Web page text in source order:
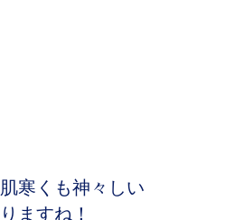
寒くも神々しい
ますね！